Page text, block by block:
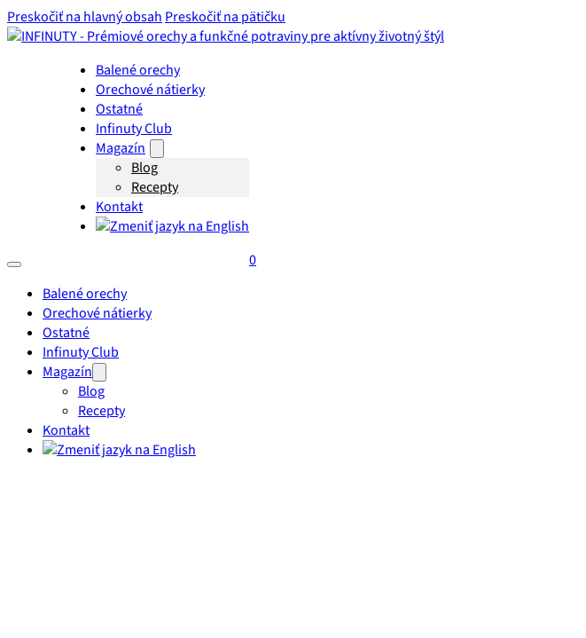
Preskočiť na hlavný obsah Preskočiť na pätičku
Balené orechy
Orechové nátierky
Ostatné
Infinuty Club
Magazín
Blog
Recepty
Kontakt
Balené orechy
Orechové nátierky
Ostatné
Infinuty Club
Magazín
Blog
Recepty
Kontakt
0